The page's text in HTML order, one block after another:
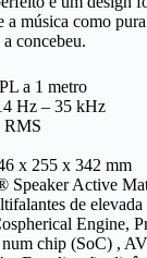
música como
concebeu.
a 1 metro
Hz – 35 kHz
RMS
x 255 x 342 mm
Speaker Active
de elevada
Engine,
num chip (SoC) ,